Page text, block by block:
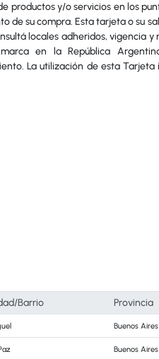
productos y/o servicios en los
de su compra. Esta tarjeta o su
locales adheridos, vigencia
en la República
La utilización de esta
Barrio Provincia
Buenos Aires
Buenos Aires